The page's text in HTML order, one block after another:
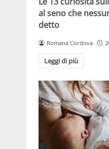
al seno che
detto
Romana Cordova
Leggi di più